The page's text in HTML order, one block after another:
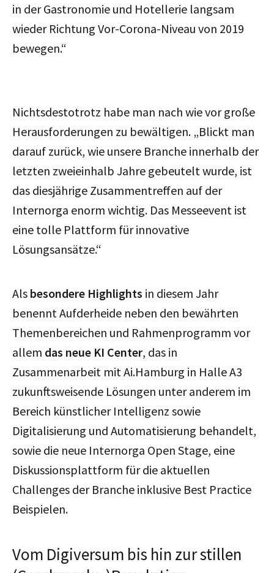
in der Gastronomie und Hotellerie langsam
wieder Richtung Vor-Corona-Niveau von 2019
bewegen.“
Nichtsdestotrotz habe man nach wie vor große
Herausforderungen zu bewältigen. „Blickt man
darauf zurück, wie unsere Branche innerhalb der
letzten zweieinhalb Jahre gebeutelt wurde, ist
das diesjährige Zusammentreffen auf der
Internorga enorm wichtig. Das Messeevent ist
eine tolle Plattform für innovative
Lösungsansätze.“
Als besondere Highlights in diesem Jahr
benennt Aufderheide neben den bewährten
Themenbereichen und Rahmenprogramm vor
allem das neue KI Center, das in
Zusammenarbeit mit Ai.Hamburg in Halle A3
zukunftsweisende Lösungen unter anderem im
Bereich künstlicher Intelligenz sowie
Digitalisierung und Automatisierung behandelt,
sowie die neue Internorga Open Stage, eine
Diskussionsplattform für die aktuellen
Challenges der Branche inklusive Best Practice
Beispielen.
Vom Digiversum bis hin zur stillen